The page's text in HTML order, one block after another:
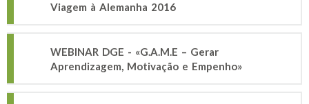
Viagem à Alemanha 2016
WEBINAR DGE - «G.A.M.E – Gerar
Aprendizagem, Motivação e Empenho»